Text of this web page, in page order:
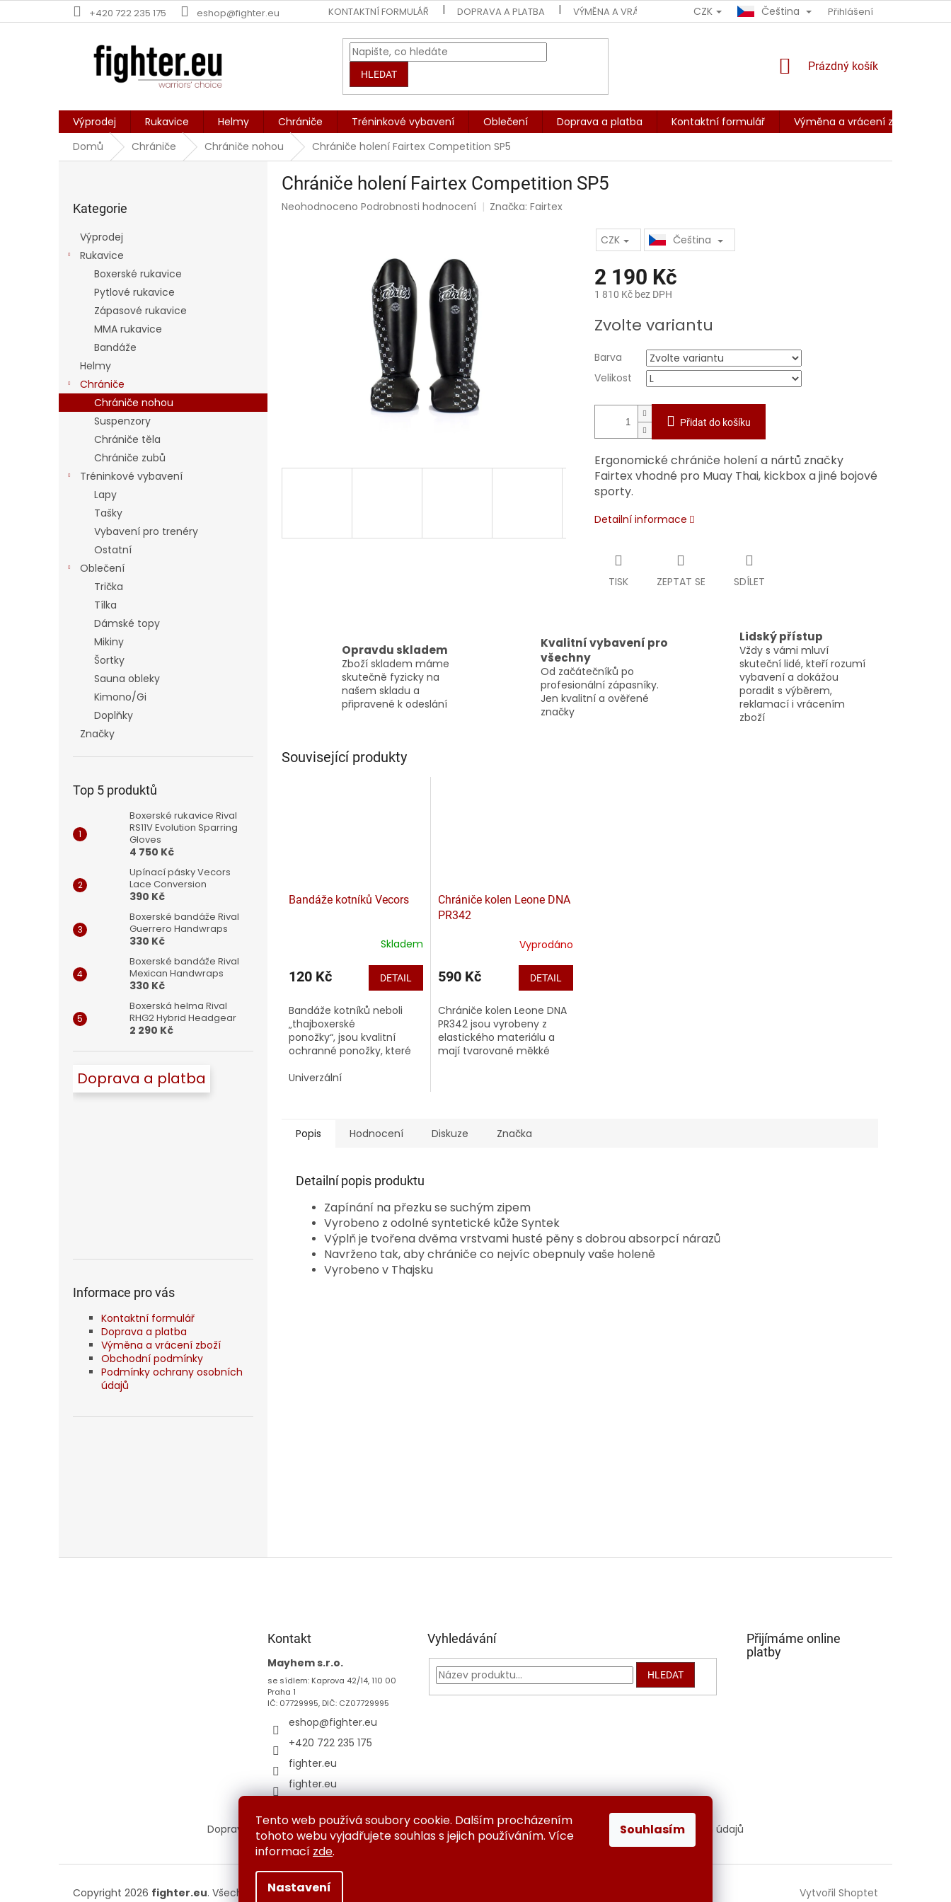
Tento web používá soubory cookie. Dalším procházením
tohoto webu vyjadřujete souhlas s jejich používáním. Více
informací zde.
Nastavení
Souhlasím
na
+420 722 235 175 eshop@fighter.eu KONTAKTNÍ FORMULÁŘ DOPRAVA A PLATBA VÝMĚNA A VRÁCENÍ ZBOŽÍ OBCHODNÍ PODMÍNKY PODMÍNKY OCHRANY
CZK Čeština Přihlášení
HLEDAT
NÁKUPNÍ
Prázdný košík
Výprodej Rukavice Helmy Chrániče Tréninkové vybavení Oblečení Doprava a platba Kontaktní formulář Výměna a vrácení zboží
Domů
Chrániče Chrániče nohou Chrániče holení Fairtex Competition SP5
kategorie
Kategorie
Výprodej
Rukavice
Boxerské rukavice
Pytlové rukavice
Zápasové rukavice
MMA rukavice
Bandáže
Helmy
Chrániče
Chrániče nohou
Suspenzory
Chrániče těla
Chrániče zubů
Tréninkové vybavení
Lapy
Tašky
Vybavení pro trenéry
Ostatní
Oblečení
Trička
Tílka
Dámské topy
Mikiny
Šortky
Sauna obleky
Kimono/Gi
Doplňky
Značky
Top 5 produktů
Boxerské rukavice Rival
RS11V Evolution Sparring
Gloves
4 750 Kč
Upínací pásky Vecors
Lace Conversion
390 Kč
Boxerské bandáže Rival
Guerrero Handwraps
330 Kč
Boxerské bandáže Rival
Mexican Handwraps
330 Kč
Boxerská helma Rival
RHG2 Hybrid Headgear
2 290 Kč
Doprava a platba
Informace pro vás
Kontaktní formulář
Doprava a platba
Výměna a vrácení zboží
Obchodní podmínky
Podmínky ochrany osobních
údajů
Chrániče holení Fairtex Competition SP5
Průměrné
Neohodnoceno Podrobnosti hodnocení Značka:Fairtex
CZK Čeština
2 190 Kč
1 810 Kč bez DPH
cena:
Zvolte variantu
Barva
Velikost
Přidat do košíku
Ergonomické chrániče holení a nártů značky
Fairtex vhodné pro Muay Thai, kickbox a jiné bojové
sporty.
Detailní informace
TISK ZEPTAT SE SDÍLET
Opravdu skladem
Zboží skladem máme
skutečně fyzicky na
našem skladu a
připravené k odeslání
Kvalitní vybavení pro
všechny
Od začátečníků po
profesionální zápasníky.
Jen kvalitní a ověřené
značky
Lidský přístup
Vždy s vámi mluví
skuteční lidé, kteří rozumí
vybavení a dokážou
poradit s výběrem,
reklamací i vrácením
zboží
Související produkty
Bandáže kotníků Vecors
Skladem
120 Kč DETAIL
Bandáže kotníků neboli
„thajboxerské
ponožky“, jsou kvalitní
ochranné ponožky, které
kotníkům během bojových
Univerzální
Chrániče kolen Leone DNA
PR342
Vyprodáno
590 Kč DETAIL
Chrániče kolen Leone DNA
PR342 jsou vyrobeny z
elastického materiálu a
mají tvarované měkké
Popis Hodnocení Diskuze Značka
Detailní popis produktu
Zapínání na přezku se suchým zipem
Vyrobeno z odolné syntetické kůže Syntek
Výplň je tvořena dvěma vrstvami husté pěny s dobrou absorpcí nárazů
Navrženo tak, aby chrániče co nejvíc obepnuly vaše holeně
Vyrobeno v Thajsku
Kontakt
Mayhem s.r.o.
se sídlem: Kaprova 42/14, 110 00
Praha 1
IČ: 07729995, DIČ: CZ07729995
eshop@fighter.eu
+420 722 235 175
fighter.eu
fighter.eu
Vyhledávání
HLEDAT
Přijímáme online
platby
Doprava a platba Výměna a vrácení zboží Kontaktujte nás Obchodní podmínky Ochrana osobních údajů
Vytvořil Shoptet
Copyright 2026 fighter.eu. Všechna práva vyhrazena.